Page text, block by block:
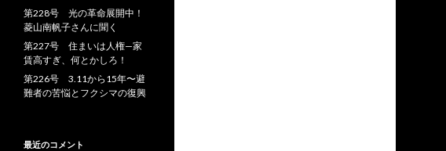
第228号 光の革命展開中！
菱山南帆子さんに聞く
第227号 住まいは人権—家
賃高すぎ、何とかしろ！
第226号 3.11から15年〜避
難者の苦悩とフクシマの復興
最近のコメント